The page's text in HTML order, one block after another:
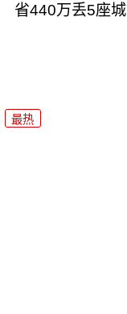
省440万丢5座
最热